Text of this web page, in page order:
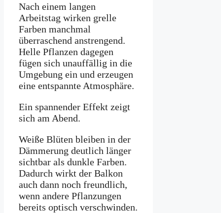
Nach einem langen
Arbeitstag wirken grelle
Farben manchmal
überraschend anstrengend.
Helle Pflanzen dagegen
fügen sich unauffällig in die
Umgebung ein und erzeugen
eine entspannte Atmosphäre.
Ein spannender Effekt zeigt
sich am Abend.
Weiße Blüten bleiben in der
Dämmerung deutlich länger
sichtbar als dunkle Farben.
Dadurch wirkt der Balkon
auch dann noch freundlich,
wenn andere Pflanzungen
bereits optisch verschwinden.